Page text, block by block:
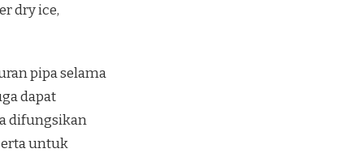
dry ice,
pipa selama
dapat
difungsikan
untuk